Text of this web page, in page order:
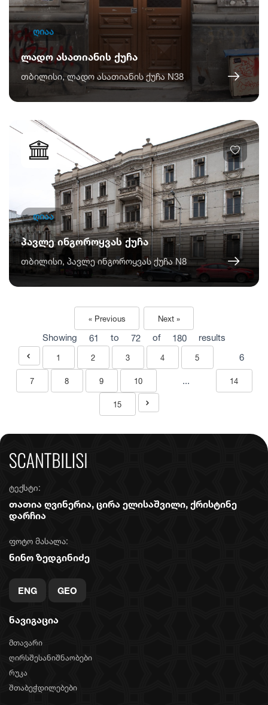
ღიაა
ლადო ასათიანის ქუჩა
თბილისი, ლადო ასათიანის ქუჩა N38
ღიაა
პავლე ინგოროყვას ქუჩა
თბილისი, პავლე ინგოროყვას ქუჩა N8
« Previous Next »
Showing 61 to 72 of 180 results
1 2 3 4 5 6
7 8 9 10 ... 14
15
ნავიგაცია
მთავარი
ღირსშესანიშნაობები
რუკა
შთაბეჭდილებები
ტექსტი:
თათია ღვინერია, ცირა ელისაშვილი, ქრისტინე
დარჩია
ფოტო მასალა:
ნინო ზედგინიძე
ENG GEO